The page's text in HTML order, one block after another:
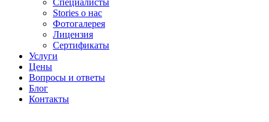
Специалисты
Stories о нас
Фотогалерея
Лицензия
Сертификаты
Услуги
Цены
Вопросы и ответы
Блог
Контакты